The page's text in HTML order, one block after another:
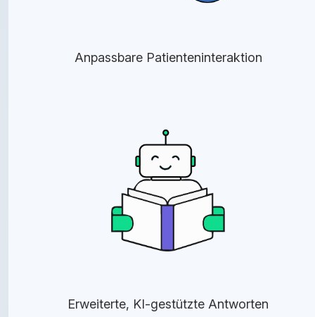
Anpassbare Patienteninteraktion
Erweiterte, KI-gestützte Antworten